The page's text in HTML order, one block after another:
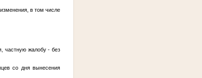
в том числе
частную жалобу - без
со дня вынесения